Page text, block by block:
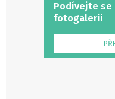
Podívejte se
fotogalerii